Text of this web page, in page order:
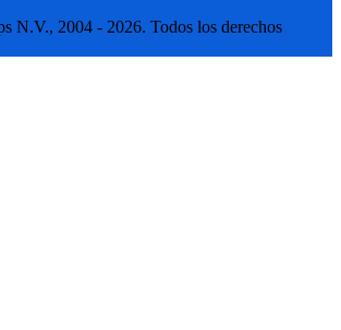
N.V., 2004 - 2026. Todos los derechos